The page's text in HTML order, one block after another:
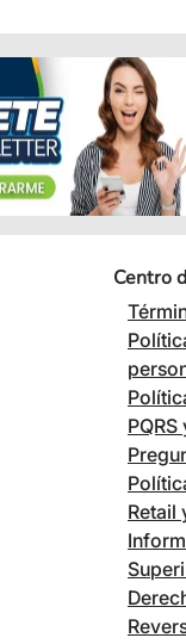
Centro
Retail